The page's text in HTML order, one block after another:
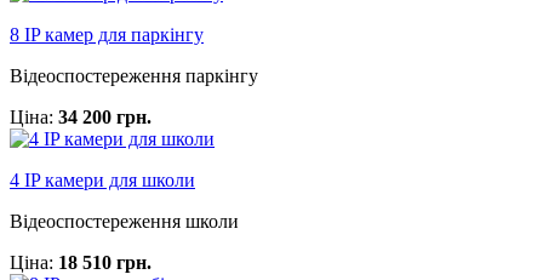
8 IP камер для паркінгу
Відеоспостереження паркінгу
Ціна: 34 200 грн.
4 IP камери для школи
Відеоспостереження школи
Ціна: 18 510 грн.